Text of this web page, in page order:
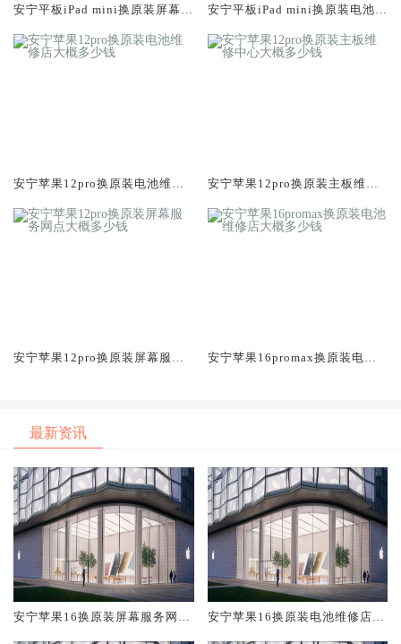
安宁平板iPad mini换原装屏幕服
安宁平板iPad mini换原装电池维
安宁苹果12pro换原装电池维修
安宁苹果12pro换原装主板维修
安宁苹果12pro换原装屏幕服务
安宁苹果16promax换原装电池
最新资讯
安宁苹果16换原装屏幕服务网点
安宁苹果16换原装电池维修店大